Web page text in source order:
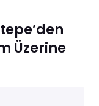
Üzerine